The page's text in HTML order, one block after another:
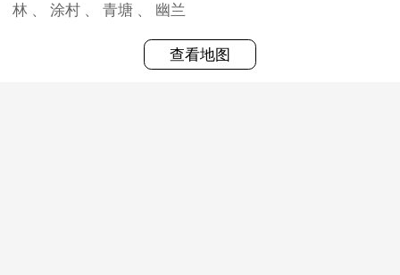
林 、 涂村 、 青塘 、 幽兰
查看地图